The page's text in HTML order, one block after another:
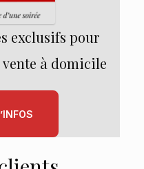
exclusifs pour
vente à domicile